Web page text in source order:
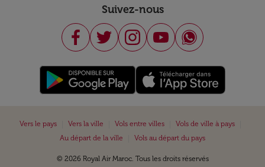
Suivez-nous
Vers le pays Vers la ville Vols entre villes Vols de ville à pays
Au départ de la ville
Vols au départ du pays
© 2026 Royal Air Maroc. Tous les droits réservés